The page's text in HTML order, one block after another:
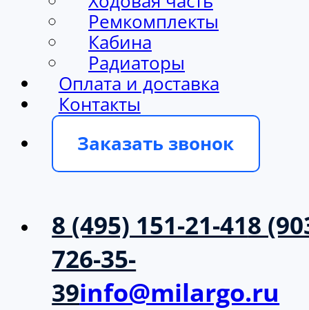
Ремкомплекты
Кабина
Радиаторы
Оплата и доставка
Контакты
Заказать звонок
8 (495) 151-21-418
726-35-
39info@milargo.ru